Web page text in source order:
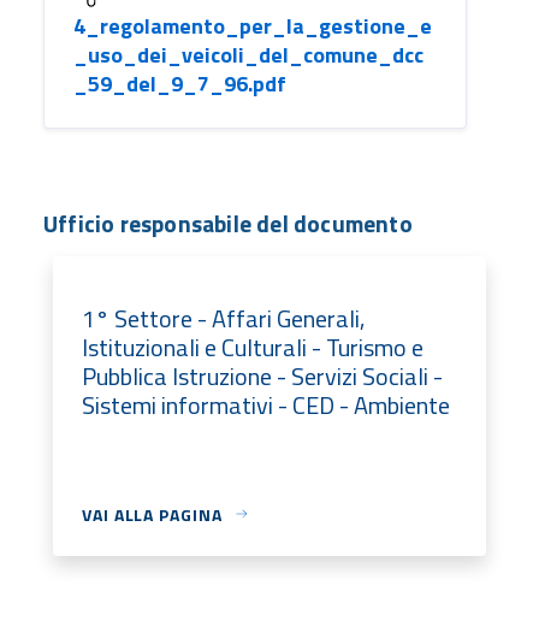
4_regolamento_per_la_gestione_e
_uso_dei_veicoli_del_comune_dcc
_59_del_9_7_96.pdf
Ufficio responsabile del documento
1° Settore - Affari Generali,
Istituzionali e Culturali - Turismo e
Pubblica Istruzione - Servizi Sociali -
Sistemi informativi - CED - Ambiente
VAI ALLA PAGINA